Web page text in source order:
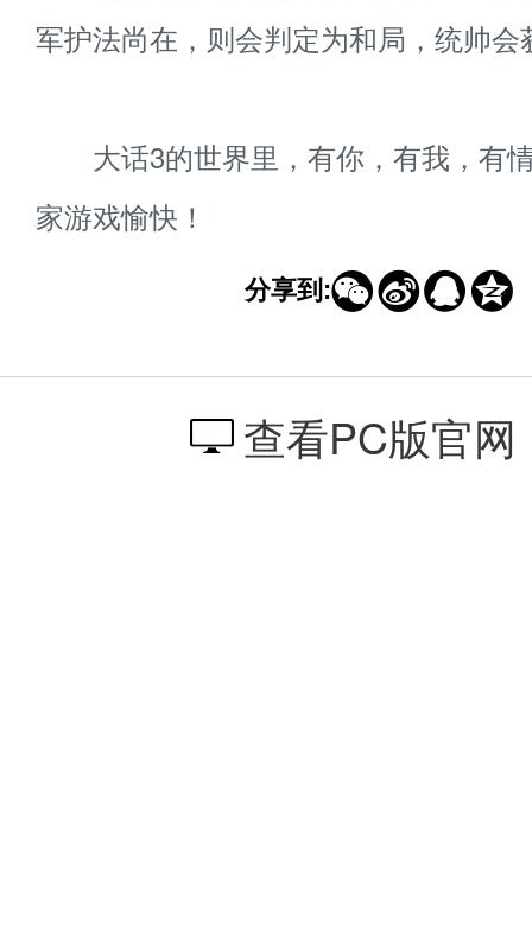
军护法尚在，则会判定为和局，统帅
大话3的世界里，有你，有我，有
家游戏愉快！
分享到:
查看PC版官网